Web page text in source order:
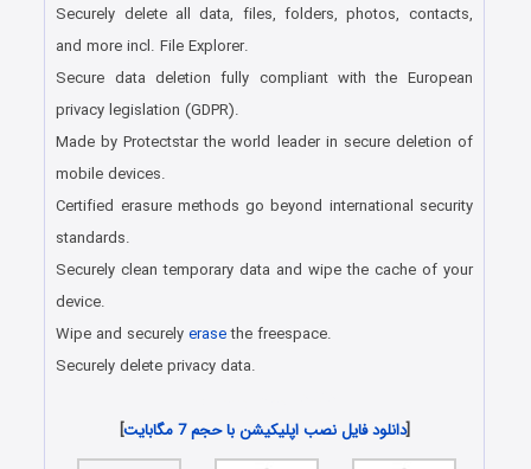
Securely delete all data, files, folders, photos, contacts,
and more incl. File Explorer.
Secure data deletion fully compliant with the European
privacy legislation (GDPR).
Made by Protectstar the world leader in secure deletion of
mobile devices.
Certified erasure methods go beyond international security
standards.
Securely clean temporary data and wipe the cache of your
device.
Wipe and securelyerasethe freespace.
Securely delete privacy data.
[دانلود فایل نصب اپلیکیشن با حجم 7 مگابایت ]